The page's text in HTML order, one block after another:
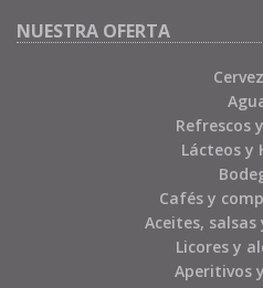
NUESTRA OFERTA
Refrescos
Lácteos y
Cafés y
Aceites, salsas
Licores y
Aperitivos